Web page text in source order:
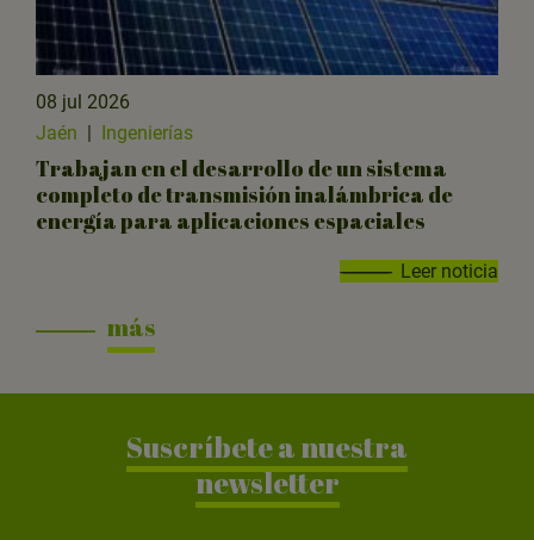
08 jul 2026
Jaén
Ingenierías
Trabajan en el desarrollo de un sistema
completo de transmisión inalámbrica de
energía para aplicaciones espaciales
Leer noticia
más
Suscríbete a nuestra
newsletter